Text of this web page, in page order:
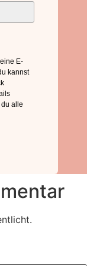
E-
kannst
alle